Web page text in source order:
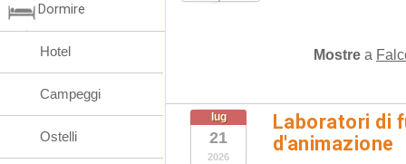
Mostre a
lug
21
2026
Laboratori di
d'animazione
Dormire
Hotel
Campeggi
Ostelli